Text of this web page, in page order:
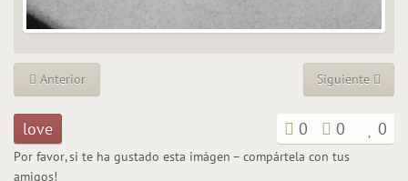
Anterior Siguiente
love 0 0 0
Por favor, si te ha gustado esta imágen – compártela con tus
amigos!